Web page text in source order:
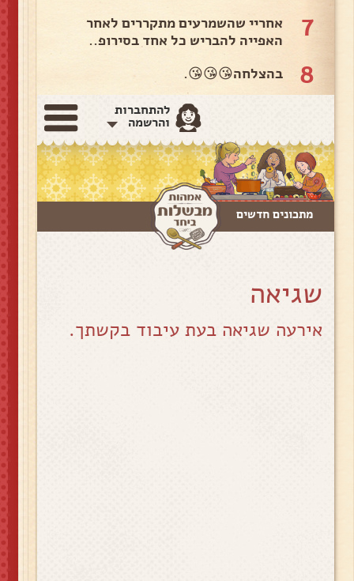
7
אחריי שהשמרעים מתקררים לאחר
האפייה להבריש כל אחד בסירופ..
8 בהצלחה😘😘😘.
להתחברות
והרשמה
מתכונים חדשים
שגיאה
אירעה שגיאה בעת עיבוד בקשתך.